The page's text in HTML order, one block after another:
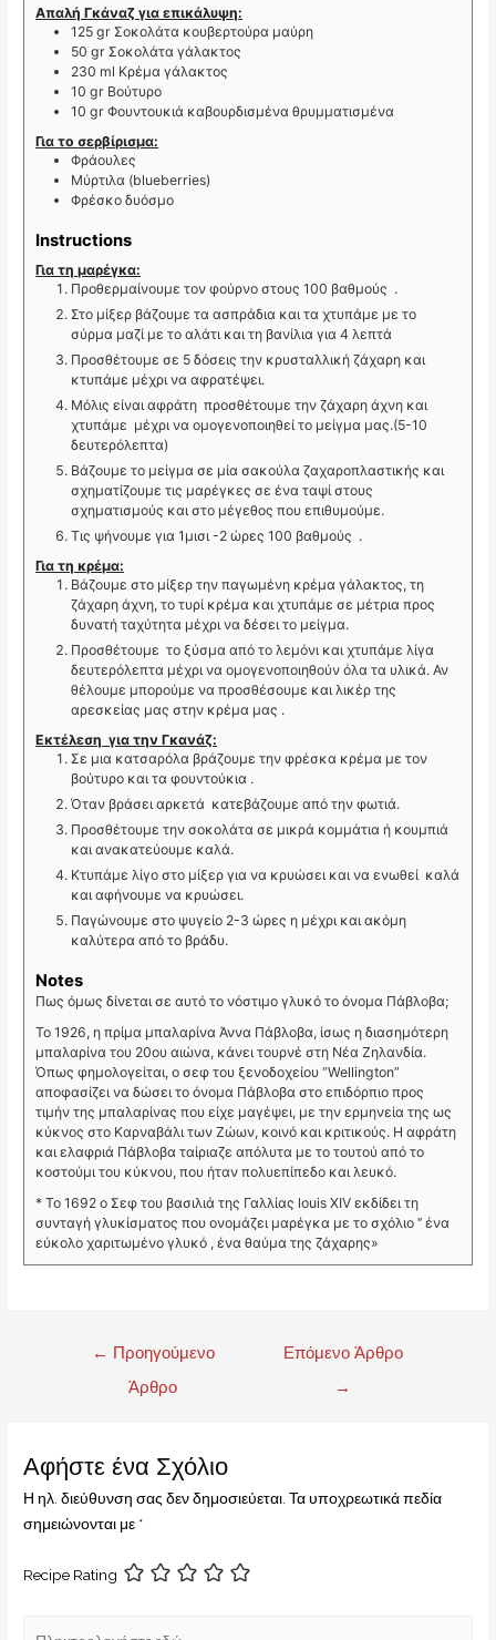
Απαλή Γκάναζ για επικάλυψη:
125 gr Σοκολάτα κουβερτούρα μαύρη
50 gr Σοκολάτα γάλακτος
230 ml Κρέμα γάλακτος
10 gr Βούτυρο
10 gr Φουντουκιά καβουρδισμένα θρυμματισμένα
Για το σερβίρισμα:
Φράουλες
Μύρτιλα (blueberries)
Φρέσκο δυόσμο
Instructions
Για τη μαρέγκα:
Προθερμαίνουμε τον φούρνο στους 100 βαθμούς .
Στο μίξερ βάζουμε τα ασπράδια και τα χτυπάμε με το
σύρμα μαζί με το αλάτι και τη βανίλια για 4 λεπτά
Προσθέτουμε σε 5 δόσεις την κρυσταλλική ζάχαρη και
κτυπάμε μέχρι να αφρατέψει.
Μόλις είναι αφράτη προσθέτουμε την ζάχαρη άχνη και
χτυπάμε μέχρι να ομογενοποιηθεί το μείγμα μας.(5-10
δευτερόλεπτα)
Βάζουμε το μείγμα σε μία σακούλα ζαχαροπλαστικής και
σχηματίζουμε τις μαρέγκες σε ένα ταψί στους
σχηματισμούς και στο μέγεθος που επιθυμούμε.
Τις ψήνουμε για 1μισι -2 ώρες 100 βαθμούς .
Για τη κρέμα:
Βάζουμε στο μίξερ την παγωμένη κρέμα γάλακτος, τη
ζάχαρη άχνη, το τυρί κρέμα και χτυπάμε σε μέτρια προς
δυνατή ταχύτητα μέχρι να δέσει το μείγμα.
Προσθέτουμε το ξύσμα από το λεμόνι και χτυπάμε λίγα
δευτερόλεπτα μέχρι να ομογενοποιηθούν όλα τα υλικά. Αν
θέλουμε μπορούμε να προσθέσουμε και λικέρ της
αρεσκείας μας στην κρέμα μας .
Εκτέλεση για την Γκανάζ:
Σε μια κατσαρόλα βράζουμε την φρέσκα κρέμα με τον
βούτυρο και τα φουντούκια .
Όταν βράσει αρκετά κατεβάζουμε από την φωτιά.
Προσθέτουμε την σοκολάτα σε μικρά κομμάτια ή κουμπιά
και ανακατεύουμε καλά.
Κτυπάμε λίγο στο μίξερ για να κρυώσει και να ενωθεί καλά
και αφήνουμε να κρυώσει.
Παγώνουμε στο ψυγείο 2-3 ώρες η μέχρι και ακόμη
καλύτερα από το βράδυ.
Notes
Πως όμως δίνεται σε αυτό το νόστιμο γλυκό το όνομα Πάβλοβα;
To 1926, η πρίμα μπαλαρίνα Άννα Πάβλοβα, ίσως η διασημότερη
μπαλαρίνα του 20ου αιώνα, κάνει τουρνέ στη Νέα Ζηλανδία.
Όπως φημολογείται, ο σεφ του ξενοδοχείου “Wellington”
αποφασίζει να δώσει το όνομα Πάβλοβα στο επιδόρπιο προς
τιμήν της μπαλαρίνας που είχε μαγέψει, με την ερμηνεία της ως
κύκνος στο Καρναβάλι των Ζώων, κοινό και κριτικούς. Η αφράτη
και ελαφριά Πάβλοβα ταίριαζε απόλυτα με το τουτού από το
κοστούμι του κύκνου, που ήταν πολυεπίπεδο και λευκό.
* Το 1692 ο Σεφ του βασιλιά της Γαλλίας louis XIV εκδίδει τη
συνταγή γλυκίσματος που ονομάζει μαρέγκα με το σχόλιο ‘’ ένα
εύκολο χαριτωμένο γλυκό , ένα θαύμα της ζάχαρης»
← Προηγούμενο
Άρθρο
Επόμενο Άρθρο
→
Αφήστε ένα Σχόλιο
Η ηλ. διεύθυνση σας δεν δημοσιεύεται. Τα υποχρεωτικά πεδία
σημειώνονται με *
Recipe Rating